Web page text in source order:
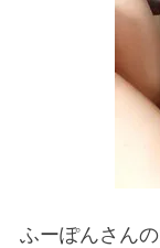
ふーぽんさんの